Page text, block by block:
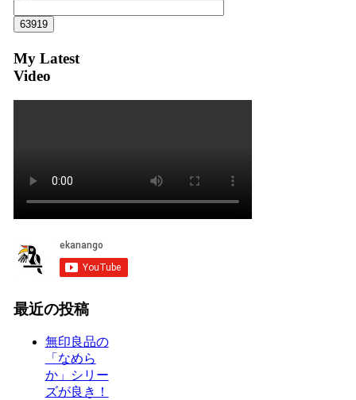
My Latest
Video
最近の投稿
無印良品の
「なめら
か」シリー
ズが良き！